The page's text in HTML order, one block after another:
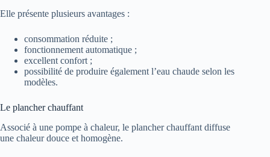
Elle présente plusieurs avantages :
consommation réduite ;
fonctionnement automatique ;
excellent confort ;
possibilité de produire également l’eau chaude selon les
modèles.
Le plancher chauffant
Associé à une pompe à chaleur, le plancher chauffant diffuse
une chaleur douce et homogène.